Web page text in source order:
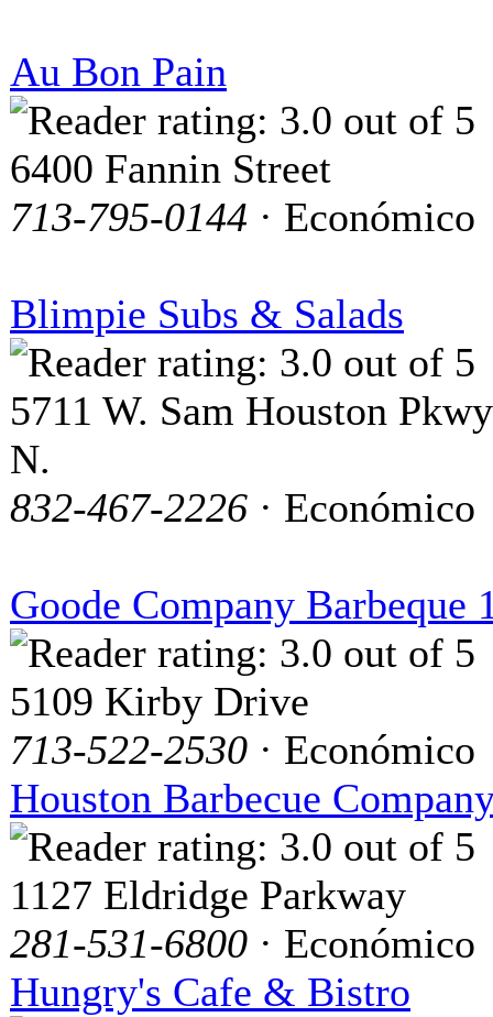
Au Bon Pain
6400 Fannin Street
713-795-0144 · Económico
Blimpie Subs & Salads
5711 W. Sam Houston
N.
832-467-2226 · Económico
Goode Company Barbeque
5109 Kirby Drive
713-522-2530 · Económico
Houston Barbecue
1127 Eldridge Parkway
281-531-6800 · Económico
Hungry's Cafe & Bistro